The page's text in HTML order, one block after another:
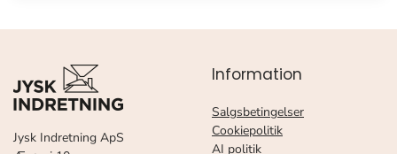
Jysk Indretning ApS
Information
Salgsbetingelser
Cookiepolitik
AI politik